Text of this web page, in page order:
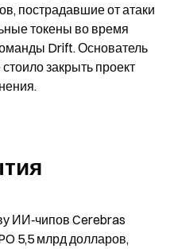
пострадавшие от атаки
токены во время
Drift. Основатель
закрыть проект
ИИ‑чипов Cerebras
5,5 млрд долларов,